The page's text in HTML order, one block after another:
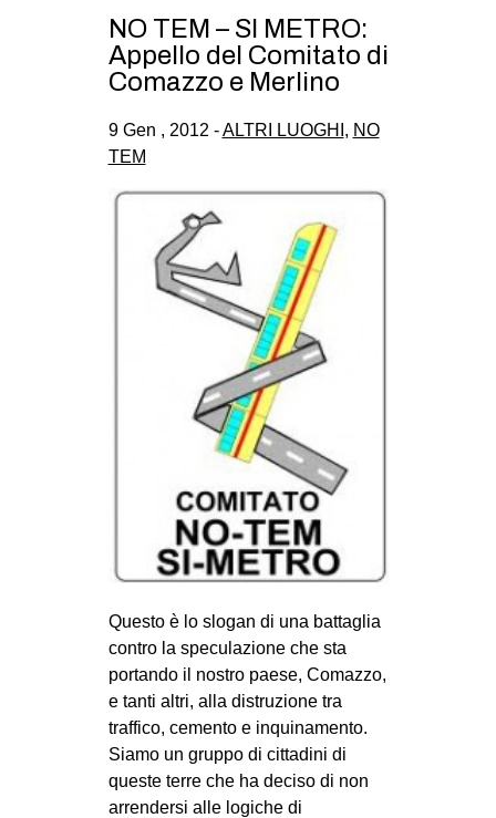
CULTURE
ARTE
RECENSIONI
INTERNAZIONALE
AFRICA
AMERICHE
ESTREMO ORIENTE
EUROPA
MEDIO ORIENTE
MONDO
EVENTI
in
bsky
ms
NO TEM – SI METRO:
Appello del Comitato di
Comazzo e Merlino
9 Gen , 2012 -ALTRI LUOGHI , NO
TEM
Questo è lo slogan di una battaglia
contro la speculazione che sta
portando il nostro paese, Comazzo,
e tanti altri, alla distruzione tra
traffico, cemento e inquinamento.
Siamo un gruppo di cittadini di
queste terre che ha deciso di non
arrendersi alle logiche di